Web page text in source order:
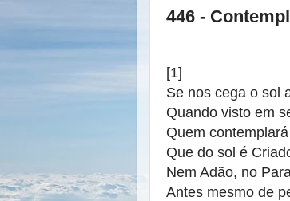
446 -
[1]
Se nos cega o sol
Quando visto em
Quem
Que do sol é
Nem Adão, no
Antes mesmo de